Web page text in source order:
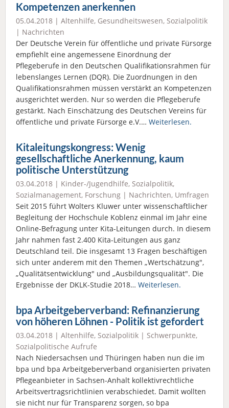
Kompetenzen anerkennen
05.04.2018 | Altenhilfe, Gesundheitswesen, Sozialpolitik
| Nachrichten
Der Deutsche Verein für öffentliche und private Fürsorge
empfiehlt eine angemessene Einordnung der
Pflegeberufe in den Deutschen Qualifikationsrahmen für
lebenslanges Lernen (DQR). Die Zuordnungen in den
Qualifikationsrahmen müssen verstärkt an Kompetenzen
ausgerichtet werden. Nur so werden die Pflegeberufe
gestärkt. Nach Einschätzung des Deutschen Vereins für
öffentliche und private Fürsorge e.V.… Weiterlesen.
Kitaleitungskongress: Wenig
gesellschaftliche Anerkennung, kaum
politische Unterstützung
03.04.2018 | Kinder-/Jugendhilfe, Sozialpolitik,
Sozialmanagement, Forschung | Nachrichten, Umfragen
Seit 2015 führt Wolters Kluwer unter wissenschaftlicher
Begleitung der Hochschule Koblenz einmal im Jahr eine
Online-Befragung unter Kita-Leitungen durch. In diesem
Jahr nahmen fast 2.400 Kita-Leitungen aus ganz
Deutschland teil. Die insgesamt 13 Fragen beschäftigen
sich unter anderem mit den Themen „Wertschätzung",
„Qualitätsentwicklung" und „Ausbildungsqualität". Die
Ergebnisse der DKLK-Studie 2018… Weiterlesen.
bpa Arbeitgeberverband: Refinanzierung
von höheren Löhnen - Politik ist gefordert
03.04.2018 | Altenhilfe, Sozialpolitik | Schwerpunkte,
Sozialpolitische Aufrufe
Nach Niedersachsen und Thüringen haben nun die im
bpa und bpa Arbeitgeberverband organisierten privaten
Pflegeanbieter in Sachsen-Anhalt kollektivrechtliche
Arbeitsvertragsrichtlinien verabschiedet. Damit wollten
sie nicht nur für Transparenz sorgen, so bpa